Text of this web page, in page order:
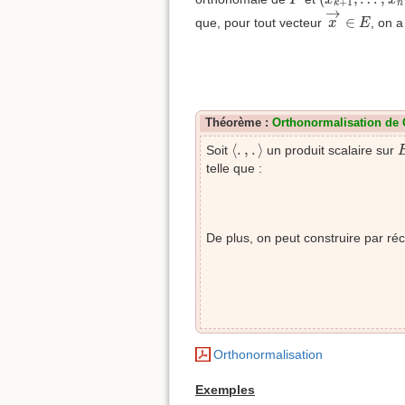
k n
que, pour tout vecteur
→
x ∈ E
x→∈ E
, on a
Théorème : Orthonormalisation de
Soit ⟨. , . ⟩
⟨.,.⟩ un produit scalaire sur
telle que :
De plus, on peut construire par
Orthonormalisation
Exemples